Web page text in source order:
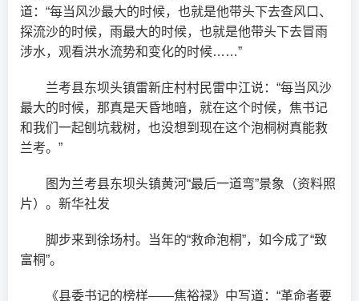
道：“每当风沙最大的时候，也就是他带头下去查风口、
探流沙的时候，雨最大的时候，也就是他带头下去冒雨
涉水，观看洪水流势和变化的时候……”
兰考县东坝头镇雷新庄村村民雷中江说：“每当风沙
最大的时候，那真是天昏地暗，就在这个时候，焦书记
和我们一起刨坑栽树，也没想到现在这个泡桐树真能救
兰考。”
图为兰考县东坝头镇黄河“最后一道弯”景象（资料照
片）。新华社发
脚步来到徐场村。当年的“救命泡桐”，如今成了“致
富桐”。
《县委书记的榜样——焦裕禄》中写道：“革命者要